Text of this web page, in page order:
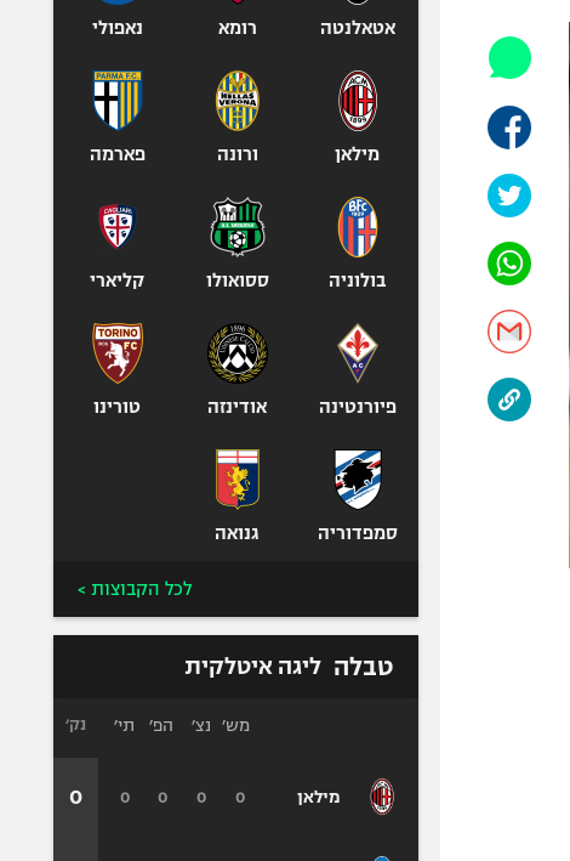
אופניים
כדורמים
פוטבול אמריקאי NFL
ספורט אתגרי
ואקסטרים
אומנויות לחימה
אטאלנטה רומא נאפולי
מילאן ורונה פארמה
בולוניה ססואולו קליארי
פיורנטינה אודינזה טורינו
סמפדוריה גנואה
לכל הקבוצות >
טבלה ליגה איטלקית
מילאן
מש׳ נצ׳ הפ׳ תי׳
0
0
0
0
נק׳
0